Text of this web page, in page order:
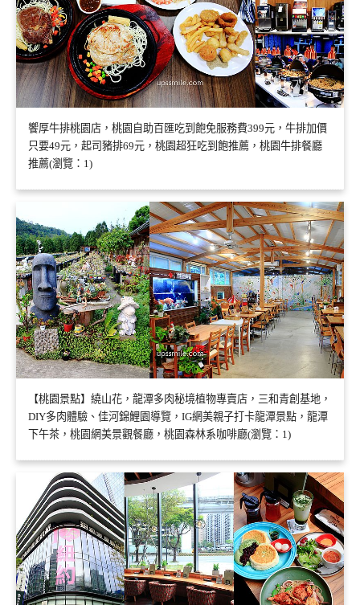
饗厚牛排桃園店，桃園自助百匯吃到飽免服務費399元，牛排加價
只要49元，起司豬排69元，桃園超狂吃到飽推薦，桃園牛排餐廳
推薦(瀏覽：1)
【桃園景點】繞山花，龍潭多肉秘境植物專賣店，三和青創基地，
DIY多肉體驗、佳河錦鯉園導覽，IG網美親子打卡龍潭景點，龍潭
下午茶，桃園網美景觀餐廳，桃園森林系咖啡廳(瀏覽：1)